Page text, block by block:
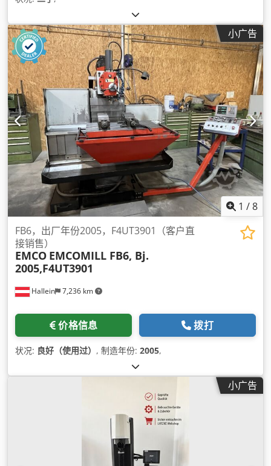
小广告
1 /8
Hallein 7,236 km
FB6，出厂年份2005，F4UT3901（客户直
接销售）
EMCO EMCOMILL FB6, Bj.
2005,F4UT3901
价格信息 拨打
状况: 良好（使用过） , 制造年份: 2005,
小广告